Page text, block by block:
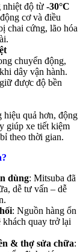
nhiệt độ từ -30°C
cơ và điều
chai cứng, lão hóa
chuyển động,
dây vận hành.
được độ bền
hiệu quả hơn, động
giúp xe tiết kiệm
theo thời gian.
dùng: Mitsuba đã
dễ tư vấn – dễ
: Nguồn hàng ổn
quay trở lại
& thợ sửa chữa: